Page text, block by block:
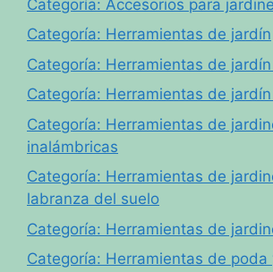
Categoría: Accesorios para
Categoría: Herramientas de jardín
Categoría: Herramientas de
Categoría: Herramientas de
Categoría: Herramientas de
inalámbricas
Categoría: Herramientas de
labranza del suelo
Categoría: Herramientas de
Categoría: Herramientas de poda